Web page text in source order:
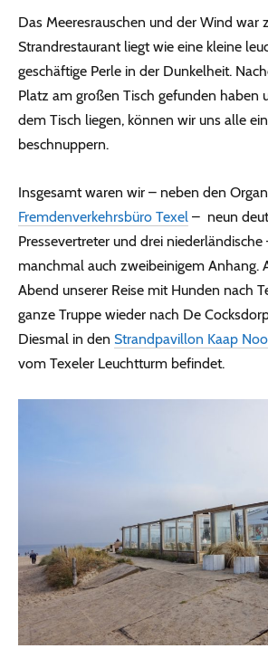
Das Meeresrauschen und der Wind war
Strandrestaurant liegt wie eine kleine
geschäftige Perle in der Dunkelheit.
Platz am großen Tisch gefunden haben
dem Tisch liegen, können wir uns alle
beschnuppern.
Insgesamt waren wir – neben den
Fremdenverkehrsbüro Texel – neun
Pressevertreter und drei
manchmal auch zweibeinigem Anhang.
Abend unserer Reise mit Hunden nach
ganze Truppe wieder nach De
Diesmal in den Strandpavillon Kaap
vom Texeler Leuchtturm befindet.